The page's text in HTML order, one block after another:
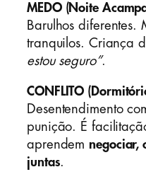
MEDO (Noite
Barulhos diferentes.
tranquilos. Criança
estou seguro”.
CONFLITO
Desentendimento
punição. É
aprendem negociar,
juntas.